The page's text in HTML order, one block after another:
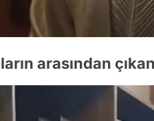
arasından